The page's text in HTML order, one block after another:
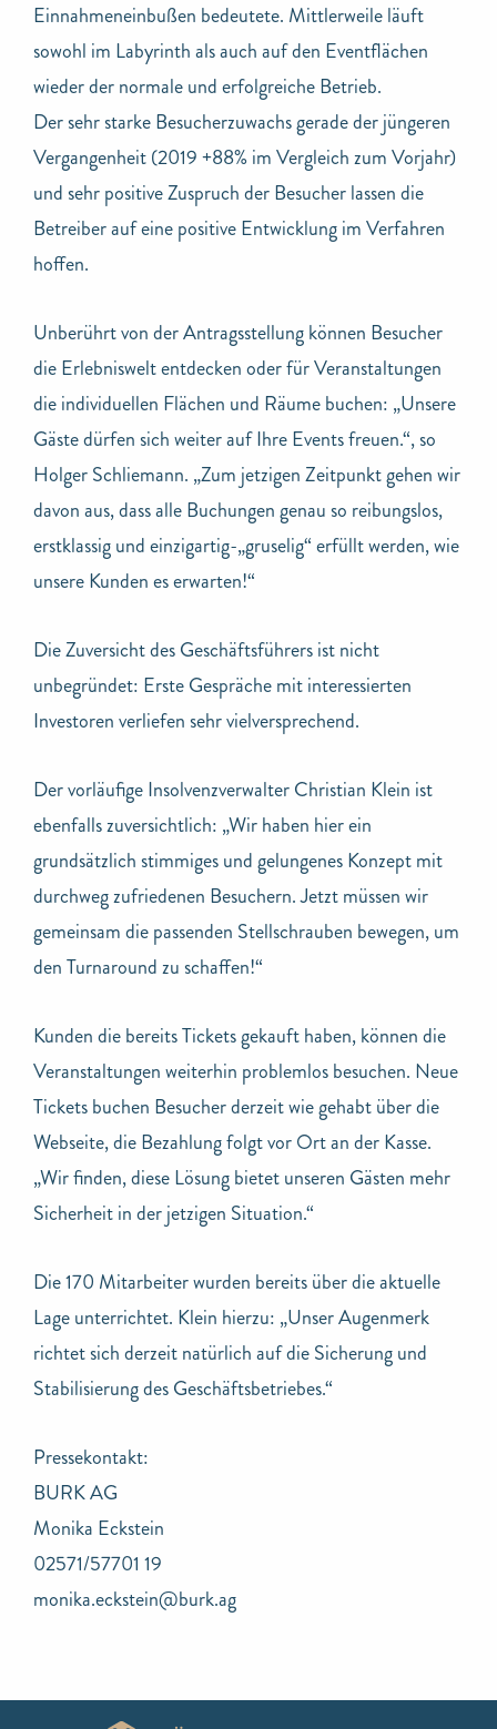
Einnahmeneinbußen bedeutete. Mittlerweile läuft
sowohl im Labyrinth als auch auf den Eventflächen
wieder der normale und erfolgreiche Betrieb.
Der sehr starke Besucherzuwachs gerade der jüngeren
Vergangenheit (2019 +88% im Vergleich zum Vorjahr)
und sehr positive Zuspruch der Besucher lassen die
Betreiber auf eine positive Entwicklung im Verfahren
hoffen.
Unberührt von der Antragsstellung können Besucher
die Erlebniswelt entdecken oder für Veranstaltungen
die individuellen Flächen und Räume buchen: „Unsere
Gäste dürfen sich weiter auf Ihre Events freuen.“, so
Holger Schliemann. „Zum jetzigen Zeitpunkt gehen wir
davon aus, dass alle Buchungen genau so reibungslos,
erstklassig und einzigartig-„gruselig“ erfüllt werden, wie
unsere Kunden es erwarten!“
Die Zuversicht des Geschäftsführers ist nicht
unbegründet: Erste Gespräche mit interessierten
Investoren verliefen sehr vielversprechend.
Der vorläufige Insolvenzverwalter Christian Klein ist
ebenfalls zuversichtlich: „Wir haben hier ein
grundsätzlich stimmiges und gelungenes Konzept mit
durchweg zufriedenen Besuchern. Jetzt müssen wir
gemeinsam die passenden Stellschrauben bewegen, um
den Turnaround zu schaffen!“
Kunden die bereits Tickets gekauft haben, können die
Veranstaltungen weiterhin problemlos besuchen. Neue
Tickets buchen Besucher derzeit wie gehabt über die
Webseite, die Bezahlung folgt vor Ort an der Kasse.
„Wir finden, diese Lösung bietet unseren Gästen mehr
Sicherheit in der jetzigen Situation.“
Die 170 Mitarbeiter wurden bereits über die aktuelle
Lage unterrichtet. Klein hierzu: „Unser Augenmerk
richtet sich derzeit natürlich auf die Sicherung und
Stabilisierung des Geschäftsbetriebes.“
Pressekontakt:
BURK AG
Monika Eckstein
02571/57701 19
monika.eckstein@burk.ag